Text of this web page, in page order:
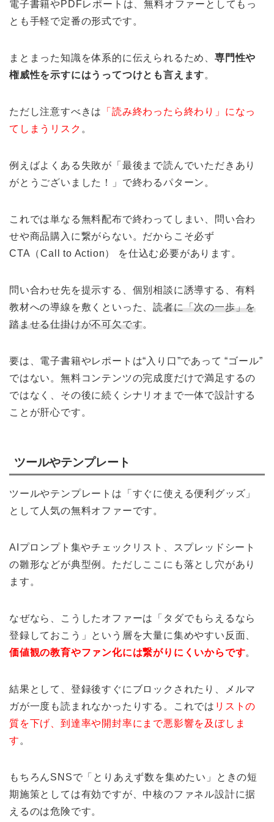
電子書籍やPDFレポートは、無料オファーとしてもっ
とも手軽で定番の形式です。
まとまった知識を体系的に伝えられるため、 専門性や
権威性を示すにはうってつけとも言えます。
ただし注意すべきは
「読み終わったら終わり」になっ
てしまうリスク 。
例えばよくある失敗が「最後まで読んでいただきあり
がとうございました！」で終わるパターン。
これでは単なる無料配布で終わってしまい、問い合わ
せや商品購入に繋がらない。だからこそ必ず
CTA（Call to Action） を仕込む必要があります。
問い合わせ先を提示する、個別相談に誘導する、有料
教材への導線を敷くといった、読者に「次の一歩」を
踏ませる仕掛けが不可欠です。
要は、電子書籍やレポートは“入り口”であって “ゴール”
ではない。無料コンテンツの完成度だけで満足するの
ではなく、その後に続くシナリオまで一体で設計する
ことが肝心です。
ツールやテンプレート
ツールやテンプレートは「すぐに使える便利グッズ」
として人気の無料オファーです。
AIプロンプト集やチェックリスト、スプレッドシート
の雛形などが典型例。ただしここにも落とし穴があり
ます。
なぜなら、こうしたオファーは「タダでもらえるなら
登録しておこう」という層を大量に集めやすい反面、
価値観の教育やファン化には繋がりにくいからです。
結果として、登録後すぐにブロックされたり、メルマ
ガが一度も読まれなかったりする。これでは リストの
質を下げ、到達率や開封率にまで悪影響を及ぼしま
す 。
もちろんSNSで「とりあえず数を集めたい」ときの短
期施策としては有効ですが、中核のファネル設計に据
えるのは危険です。